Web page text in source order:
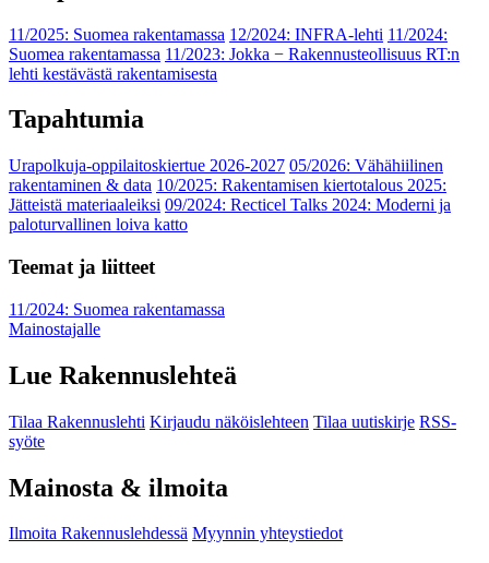
11/2025: Suomea rakentamassa 12/2024: INFRA-lehti 11/2024:
Suomea rakentamassa 11/2023: Jokka − Rakennusteollisuus RT:n
lehti kestävästä rakentamisesta
Tapahtumia
Urapolkuja-oppilaitoskiertue 2026-2027 05/2026: Vähähiilinen
rakentaminen & data 10/2025: Rakentamisen kiertotalous 2025:
Jätteistä materiaaleiksi 09/2024: Recticel Talks 2024: Moderni ja
paloturvallinen loiva katto
Teemat ja liitteet
11/2024: Suomea rakentamassa
Mainostajalle
Lue Rakennuslehteä
Tilaa Rakennuslehti Kirjaudu näköislehteen Tilaa uutiskirje RSS-
syöte
Mainosta & ilmoita
Ilmoita Rakennuslehdessä Myynnin yhteystiedot